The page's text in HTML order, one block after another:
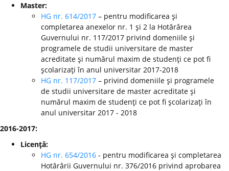
Master:
HG nr. 614/2017 – pentru modificarea şi
completarea anexelor nr. 1 şi 2 la Hotărârea
Guvernului nr. 117/2017 privind domeniile şi
programele de studii universitare de master
acreditate şi numărul maxim de studenţi ce pot fi
şcolarizaţi în anul universitar 2017-2018
HG nr. 117/2017 – privind domeniile şi programele
de studii universitare de master acreditate şi
numărul maxim de studenţi ce pot fi şcolarizaţi în
anul universitar 2017 - 2018
2016-2017:
Licenţă:
HG nr. 654/2016 - pentru modificarea şi completarea
Hotărârii Guvernului nr. 376/2016 privind aprobarea